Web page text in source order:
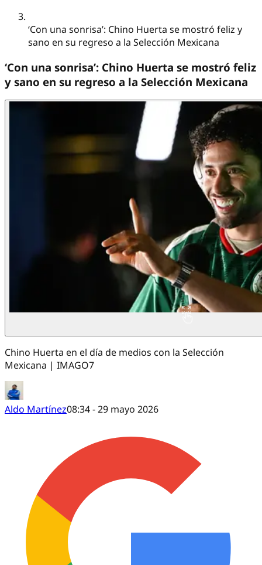
‘Con una sonrisa’: Chino Huerta se mostró feliz y
sano en su regreso a la Selección Mexicana
‘Con una sonrisa’: Chino Huerta se mostró feliz
y sano en su regreso a la Selección Mexicana
Chino Huerta en el día de medios con la Selección
Mexicana | IMAGO7
Aldo Martínez08:34 - 29 mayo 2026